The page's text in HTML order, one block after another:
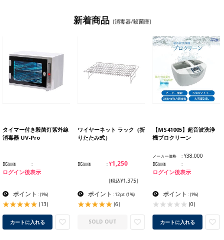
新着商品 (消毒器/殺菌庫)
タイマー付き殺菌灯紫外線
消毒器 UV-Pro
BG卸価
ログイン後表示
ポイント :(1%)
(13)
カートに入れる
ワイヤーネット ラック（折
りたたみ式）
BG卸価 ¥1,250
(税込¥1,375)
ポイント : 12pt (1%)
(6)
SOLD OUT
【MS41005】超音波洗浄
機プロクリーン
メーカー価格 ¥38,000
BG卸価
ログイン後表示
ポイント :(1%)
(0)
カートに入れる